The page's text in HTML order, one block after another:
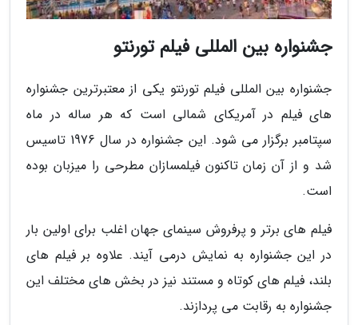
جشنواره بین المللی فیلم تورنتو
جشنواره بین المللی فیلم تورنتو یکی از معتبرترین جشنواره
های فیلم در آمریکای شمالی است که هر ساله در ماه
سپتامبر برگزار می شود. این جشنواره در سال 1976 تاسیس
شد و از آن زمان تاکنون فیلمسازان مطرحی را میزبان بوده
است.
فیلم های برتر و پرفروش سینمای جهان اغلب برای اولین بار
در این جشنواره به نمایش درمی آیند. علاوه بر فیلم های
بلند، فیلم های کوتاه و مستند نیز در بخش های مختلف این
جشنواره به رقابت می پردازند.